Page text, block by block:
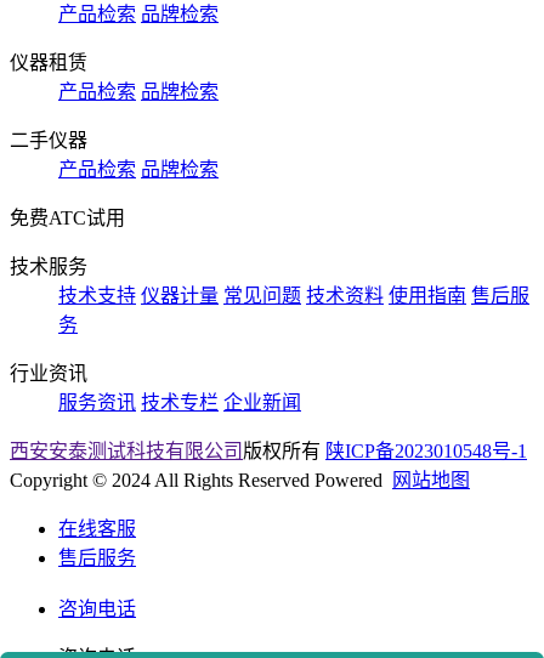
产品检索 品牌检索
仪器租赁
产品检索 品牌检索
二手仪器
产品检索 品牌检索
免费ATC试用
技术服务
技术支持 仪器计量 常见问题 技术资料 使用指南 售后服
务
行业资讯
服务资讯 技术专栏 企业新闻
西安安泰测试科技有限公司 版权所有 陕ICP备2023010548号-1
Copyright © 2024 All Rights Reserved Powered
网站地图
在线客服
售后服务
咨询电话